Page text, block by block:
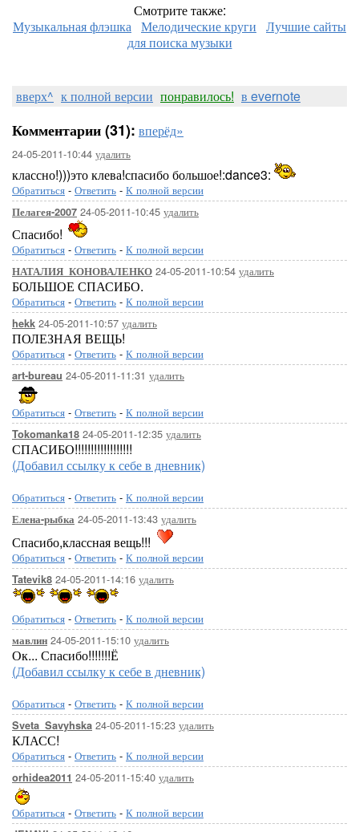
Смотрите также:
Музыкальная флэшка Мелодические круги Лучшие сайты
для поиска музыки
вверх^ к полной версии понравилось! в evernote
Комментарии (31): вперёд»
24-05-2011-10:44 удалить
классно!)))это клева!спасибо большое!:dance3:
Обратиться - Ответить - К полной версии
Пелагея-2007 24-05-2011-10:45 удалить
Спасибо!
Обратиться - Ответить - К полной версии
НАТАЛИЯ_КОНОВАЛЕНКО 24-05-2011-10:54 удалить
БОЛЬШОЕ СПАСИБО.
Обратиться - Ответить - К полной версии
hekk 24-05-2011-10:57 удалить
ПОЛЕЗНАЯ ВЕЩЬ!
Обратиться - Ответить - К полной версии
art-bureau 24-05-2011-11:31 удалить
Обратиться - Ответить - К полной версии
Tokomanka18 24-05-2011-12:35 удалить
СПАСИБО!!!!!!!!!!!!!!!!!!
(Добавил ссылку к себе в дневник)
Обратиться - Ответить - К полной версии
Елена-рыбка 24-05-2011-13:43 удалить
Спасибо,классная вещь!!!
Обратиться - Ответить - К полной версии
Tatevik8 24-05-2011-14:16 удалить
Обратиться - Ответить - К полной версии
мавлин 24-05-2011-15:10 удалить
Ок... Спасибо!!!!!!!Ё
(Добавил ссылку к себе в дневник)
Обратиться - Ответить - К полной версии
Sveta_Savyhska 24-05-2011-15:23 удалить
КЛАСС!
Обратиться - Ответить - К полной версии
orhidea2011 24-05-2011-15:40 удалить
Обратиться - Ответить - К полной версии